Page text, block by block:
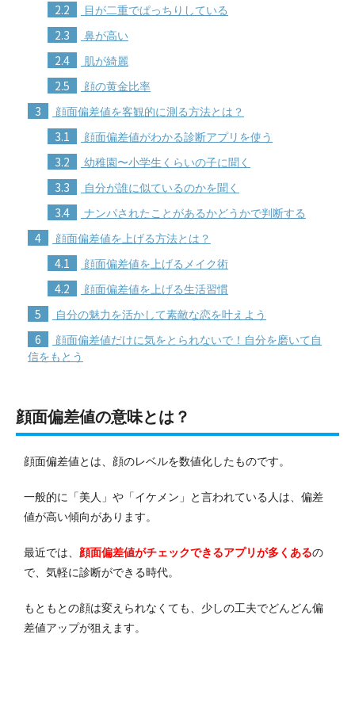
2.2 目が二重でぱっちりしている
2.3 鼻が高い
2.4 肌が綺麗
2.5 顔の黄金比率
3 顔面偏差値を客観的に測る方法とは？
3.1 顔面偏差値がわかる診断アプリを使う
3.2 幼稚園〜小学生くらいの子に聞く
3.3 自分が誰に似ているのかを聞く
3.4 ナンパされたことがあるかどうかで判断する
4 顔面偏差値を上げる方法とは？
4.1 顔面偏差値を上げるメイク術
4.2 顔面偏差値を上げる生活習慣
5 自分の魅力を活かして素敵な恋を叶えよう
6
顔面偏差値だけに気をとられないで！自分を磨いて自
信をもとう
顔面偏差値の意味とは？
顔面偏差値とは、顔のレベルを数値化したものです。
一般的に「美人」や「イケメン」と言われている人は、偏差
値が高い傾向があります。
最近では、 顔面偏差値がチェックできるアプリが多くあるの
で、気軽に診断ができる時代。
もともとの顔は変えられなくても、少しの工夫でどんどん偏
差値アップが狙えます。